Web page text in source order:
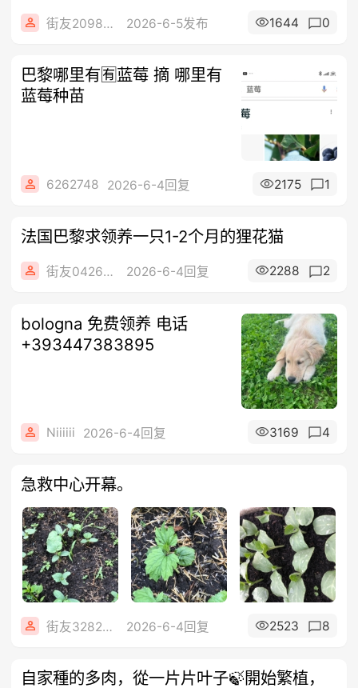
街友20989028 2026-6-5发布 1644 0
巴黎哪里有🈶蓝莓 摘 哪里有
蓝莓种苗
6262748 2026-6-4回复 2175 1
法国巴黎求领养一只1-2个月的狸花猫
街友04269821 2026-6-4回复 2288 2
bologna 免费领养 电话
+393447383895
Niiiiii 2026-6-4回复 3169 4
急救中心开幕。
街友32821277 2026-6-4回复 2523 8
自家種的多肉，從一片片叶子🍃開始繁植，